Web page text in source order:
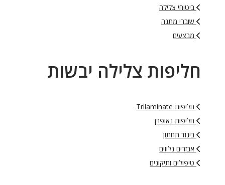
ביטוחי צלילה
שוברי מתנה
מבצעים
חליפות צלילה יבשות
חליפות Trilaminate
חליפות נאופרן
ביגוד תחתון
אבזרים נלווים
טיפולים ותיקונים